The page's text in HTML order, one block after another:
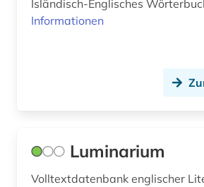
griechisch (4)
Isländisch-Englisches
Informationen
Luminarium
Volltextdatenbank englischer